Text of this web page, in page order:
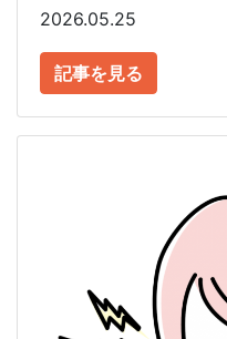
2026.05.25
記事を見る